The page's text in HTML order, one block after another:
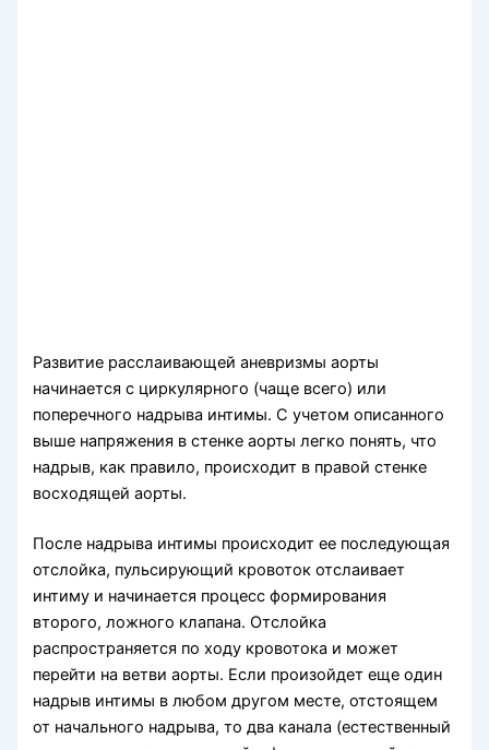
Развитие расслаивающей аневризмы аорты
начинается с циркулярного (чаще всего) или
поперечного надрыва интимы. С учетом описанного
выше напряжения в стенке аорты легко понять, что
надрыв, как правило, происходит в правой стенке
восходящей аорты.
После надрыва интимы происходит ее последующая
отслойка, пульсирующий кровоток отслаивает
интиму и начинается процесс формирования
второго, ложного клапана. Отслойка
распространяется по ходу кровотока и может
перейти на ветви аорты. Если произойдет еще один
надрыв интимы в любом другом месте, отстоящем
от начального надрыва, то два канала (естественный